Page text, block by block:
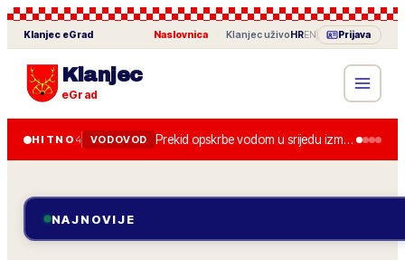
Klanjec eGrad Naslovnica KlanjecuživoHREN Prijava
Klanjec
eGrad
HITNO 4 VODOVOD Prekid opskrbe vodom u srijedu između 8.00 i 13.00 zbog zamjene zasuna.
NAJNOVIJE